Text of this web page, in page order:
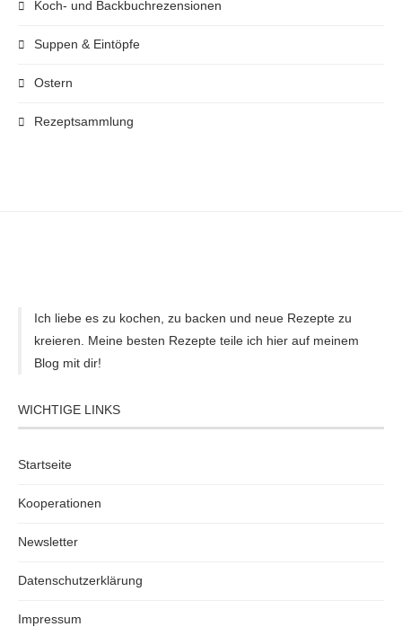
Koch- und Backbuchrezensionen
Suppen & Eintöpfe
Ostern
Rezeptsammlung
Ich liebe es zu kochen, zu backen und neue Rezepte zu
kreieren. Meine besten Rezepte teile ich hier auf meinem
Blog mit dir!
WICHTIGE LINKS
Startseite
Kooperationen
Newsletter
Datenschutzerklärung
Impressum